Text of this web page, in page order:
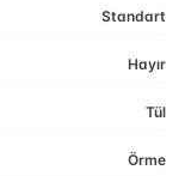
Standart
Hayır
Tül
Örme